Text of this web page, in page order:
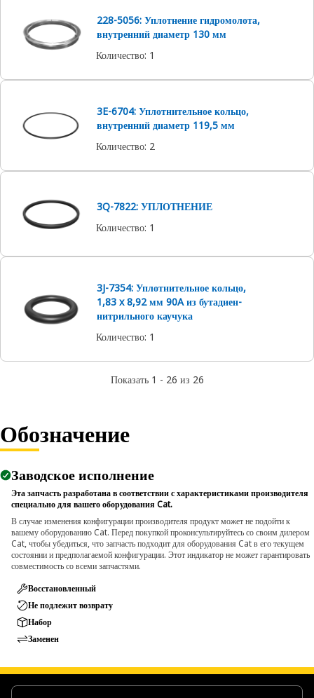
228-5056: Уплотнение гидромолота,
внутренний диаметр 130 мм
Количество: 1
3E-6704: Уплотнительное кольцо,
внутренний диаметр 119,5 мм
Количество: 2
3Q-7822: УПЛОТНЕНИЕ
Количество: 1
3J-7354: Уплотнительное кольцо,
1,83 x 8,92 мм 90A из бутадиен-
нитрильного каучука
Количество: 1
Показать 1 - 26 из 26
Обозначение
Заводское исполнение
Эта запчасть разработана в соответствии с характеристиками производителя
специально для вашего оборудования Cat.
В случае изменения конфигурации производителя продукт может не подойти к
вашему оборудованию Cat. Перед покупкой проконсультируйтесь со своим дилером
Cat, чтобы убедиться, что запчасть подходит для оборудования Cat в его текущем
состоянии и предполагаемой конфигурации. Этот индикатор не может гарантировать
совместимость со всеми запчастями.
Восстановленный
Не подлежит возврату
Набор
Заменен